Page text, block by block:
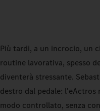
Più tardi, a un incrocio, un
routine lavorativa, spesso
diventerà stressante.
destro dal pedale: l'eActros
modo controllato, senza